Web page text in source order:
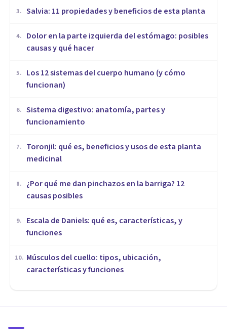
3. Salvia: 11 propiedades y beneficios de esta planta
4.
Dolor en la parte izquierda del estómago: posibles
causas y qué hacer
5.
Los 12 sistemas del cuerpo humano (y cómo
funcionan)
6. Sistema digestivo: anatomía, partes y
funcionamiento
7.
Toronjil: qué es, beneficios y usos de esta planta
medicinal
8.
¿Por qué me dan pinchazos en la barriga? 12
causas posibles
9.
Escala de Daniels: qué es, características, y
funciones
10. Músculos del cuello: tipos, ubicación,
características y funciones